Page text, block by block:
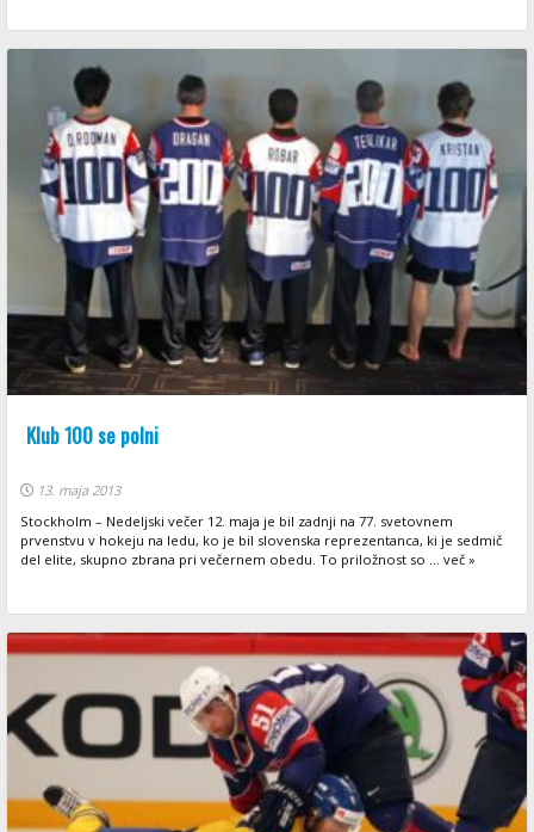
Klub 100 se polni
13. maja 2013
Stockholm – Nedeljski večer 12. maja je bil zadnji na 77. svetovnem
prvenstvu v hokeju na ledu, ko je bil slovenska reprezentanca, ki je sedmič
del elite, skupno zbrana pri večernem obedu. To priložnost so ... več »